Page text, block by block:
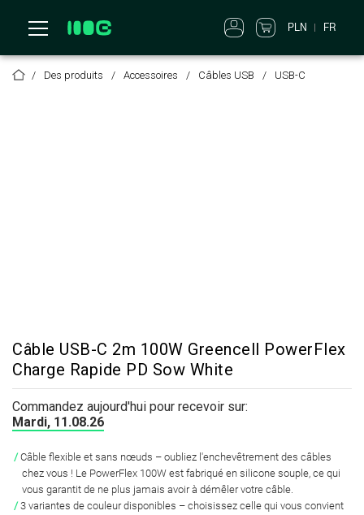
PLN FR
Des produits Accessoires Câbles USB USB-C
Câble USB-C 2m 100W Greencell PowerFlex
Charge Rapide PD Sow White
Commandez aujourd'hui pour recevoir sur:
Mardi, 11.08.26
Câble flexible et sans nœuds – oubliez l'enchevêtrement des câbles
chez vous ! Le PowerFlex 100W est fabriqué en silicone souple, ce qui
vous garantit de ne plus jamais avoir à démêler votre câble.
3 variantes de couleur disponibles – choisissez celle qui vous convient